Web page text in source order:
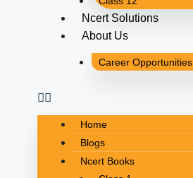
Ncert Solutions
About Us
Career Opportunities
Home
Blogs
Ncert Books